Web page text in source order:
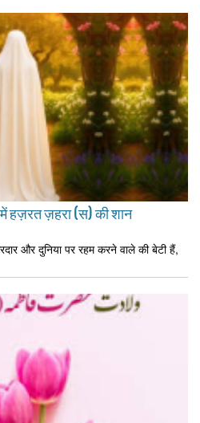
हज़रत ज़हरा (स) की शान
और दुनिया पर रहम करने वाले की बेटी हैं,